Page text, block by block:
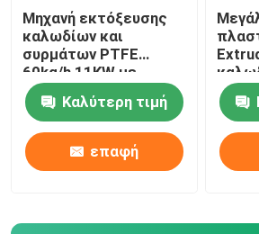
Μηχανή συγκόλλησης χαλκού
Μηχανή κατασκευής
Τέμνουσα μηχανή λέιζερ
Καλωδιακό καλώδιο
Μηχανή εκτόξευσης
καλωδίων και
συρμάτων PTFE
60kg/h 11KW με
κινητήρα Siemens
Καλύτερη τιμή
επαφή